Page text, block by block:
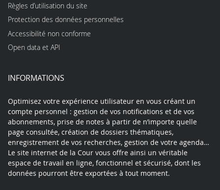
Règles d’utilisation du site
Protection des données personnelles
Accessibilité non conforme
Open data et API
INFORMATIONS
Optimisez votre expérience utilisateur en vous créant un
compte personnel : gestion de vos notifications et de vos
abonnements, prise de notes à partir de n’importe quelle
page consultée, création de dossiers thématiques,
enregistrement de vos recherches, gestion de votre agenda…
Le site internet de la Cour vous offre ainsi un véritable
espace de travail en ligne, fonctionnel et sécurisé, dont les
données pourront être exportées à tout moment.